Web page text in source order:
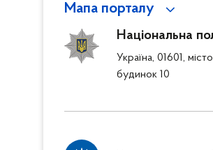
Мапа порталу
Національна
Україна, 01601,
будинок 10